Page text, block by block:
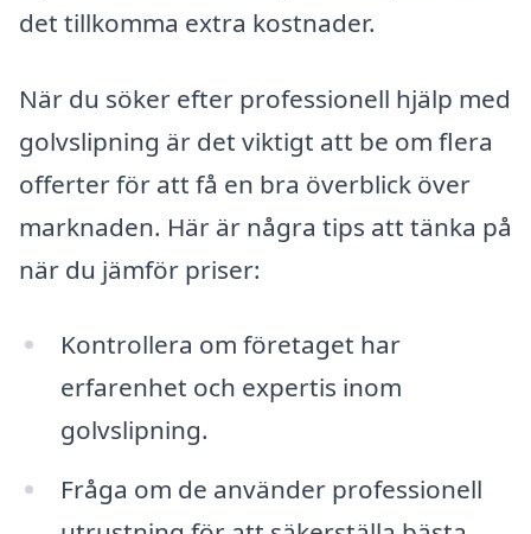
det tillkomma extra kostnader.
När du söker efter professionell hjälp med
golvslipning är det viktigt att be om flera
offerter för att få en bra överblick över
marknaden. Här är några tips att tänka på
när du jämför priser:
Kontrollera om företaget har
erfarenhet och expertis inom
golvslipning.
Fråga om de använder professionell